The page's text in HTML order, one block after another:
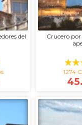
del
Crucero
1274